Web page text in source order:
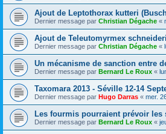
Ajout de Leptothorax kutteri
Dernier message par Christian Dégache «
Ajout de Teleutomyrmex
Dernier message par Christian Dégache «
Un mécanisme de sanction entre
Dernier message par Bernard Le Roux «
Taxomara 2013 - Séville 12-14
Dernier message par Hugo Darras « mer.
Les fourmis pourraient prévoir les
Dernier message par Bernard Le Roux «